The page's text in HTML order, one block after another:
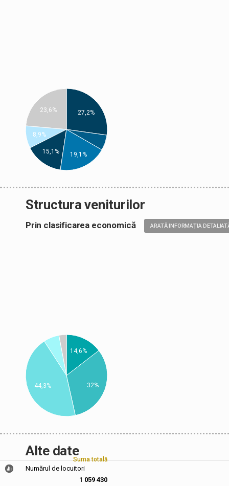
27,2%
23,6%
8,9%
15,1% 19,1%
Structura veniturilor
Prin clasificarea economică ARATĂ INFORMAȚIA
14,6%
32%
44,3%
Alte date
Suma totală
Numărul de locuitori
1 059 430